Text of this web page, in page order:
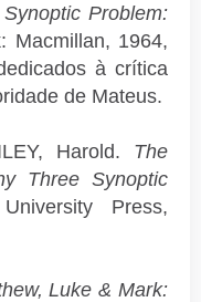
Synoptic Problem:
Macmillan, 1964,
à crítica
de Mateus.
Harold. The
Three Synoptic
Press,
Luke & Mark: